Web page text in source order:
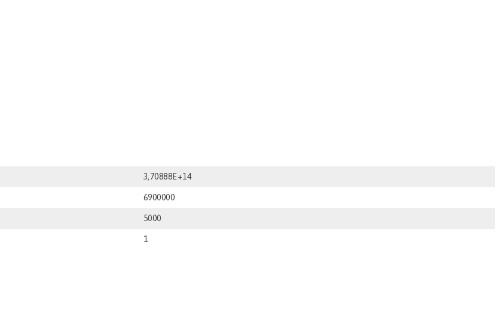
3,70888E+14
6900000
5000
1